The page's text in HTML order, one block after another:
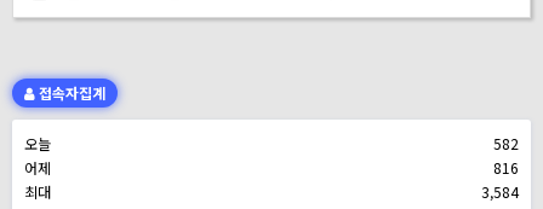
접속자집계
오늘
582
어제
816
최대
3,584